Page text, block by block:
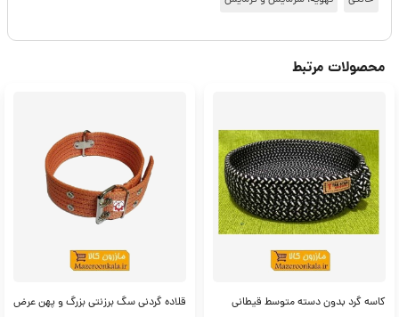
محصولات مرتبط
کاسه گرد بدون دسته متوسط قیطانی
قلاده گردنی سگ برزنتی بزرگ و پهن عرض